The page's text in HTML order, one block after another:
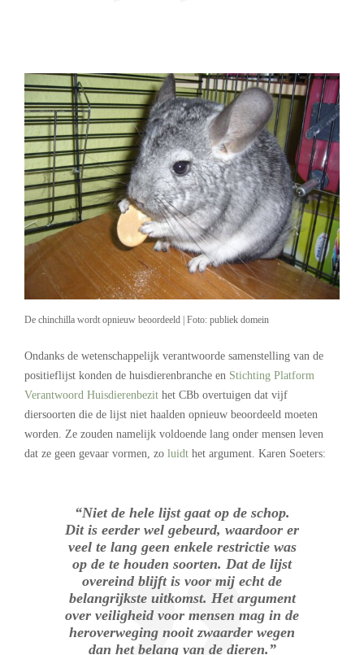
De chinchilla wordt opnieuw beoordeeld | Foto: publiek domein
Ondanks de wetenschappelijk verantwoorde samenstelling van de
positieflijst konden de huisdierenbranche en Stichting Platform
Verantwoord Huisdierenbezit het CBb overtuigen dat vijf
diersoorten die de lijst niet haalden opnieuw beoordeeld moeten
worden. Ze zouden namelijk voldoende lang onder mensen leven
dat ze geen gevaar vormen, zo luidt het argument. Karen Soeters:
“Niet de hele lijst gaat op de schop.
Dit is eerder wel gebeurd, waardoor er
veel te lang geen enkele restrictie was
op de te houden soorten. Dat de lijst
overeind blijft is voor mij echt de
belangrijkste uitkomst. Het argument
over veiligheid voor mensen mag in de
heroverweging nooit zwaarder wegen
dan het belang van de dieren.”